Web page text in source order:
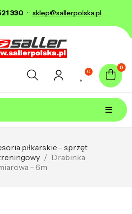
330 · sklep@sallerpolska.pl
0
0
piłkarskie - sprzęt
Drabinka
- 6m